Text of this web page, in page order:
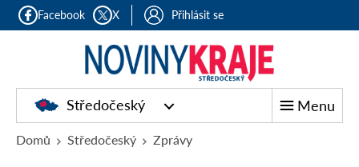
Facebook X Přihlásit se
Středočeský Menu
Domů Středočeský Zprávy